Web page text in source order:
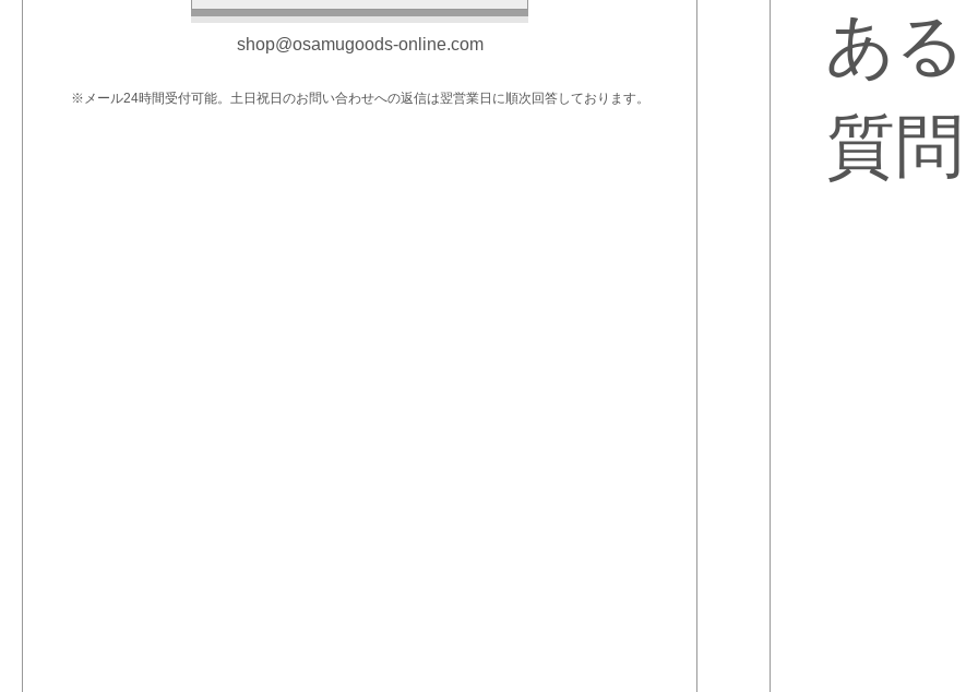
shop@osamugoods-online.com
※メール24時間受付可能。土日祝日のお問い合わせへの返信は翌営業日に順次回答しております。
ある
質問